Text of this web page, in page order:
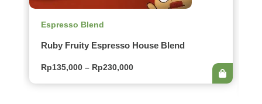
Espresso Blend
Ruby Fruity Espresso House Blend
Rp135,000 – Rp230,000